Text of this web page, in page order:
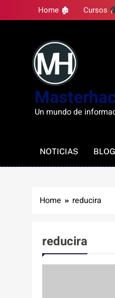
to
Home 🏚 Cursos
Un mundo de
NOTICIAS
Home reducira
reducira